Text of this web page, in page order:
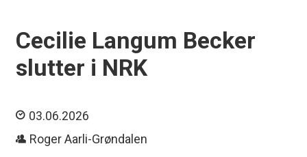
Cecilie Langum Becker
slutter i NRK
03.06.2026
Roger Aarli-Grøndalen